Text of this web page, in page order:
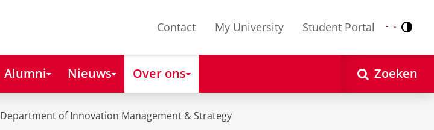
Contact My University Student Portal Nederlands
English
Alumni Nieuws Over ons Zoeken
Department of Innovation Management & Strategy